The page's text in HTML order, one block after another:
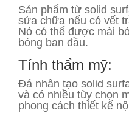
Sản phẩm từ solid
sửa chữa nếu có vết
Nó có thể được mài
bóng ban đầu.
Tính thẩm mỹ:
Đá nhân tạo solid
và có nhiều tùy chọn
phong cách thiết kế